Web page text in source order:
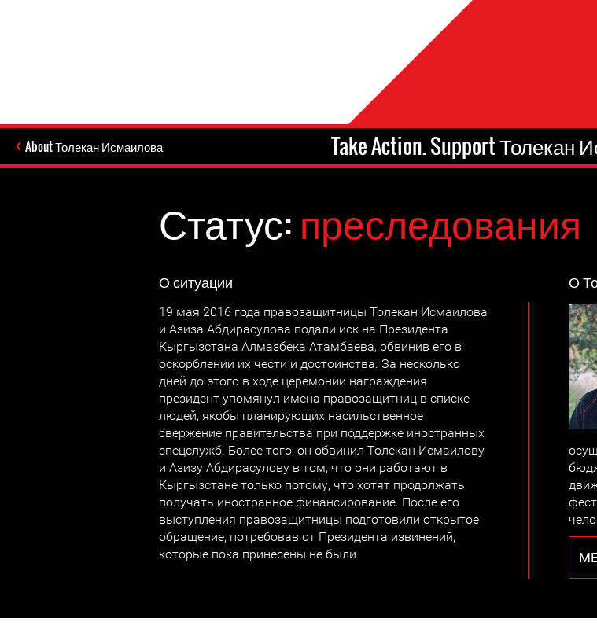
About Толекан Исмаилова Take Action. Support Толекан
Статус:преследования
О ситуации
19 мая 2016 года правозащитницы Толекан Исмаилова
и Азиза Абдирасулова подали иск на Президента
Кыргызстана Алмазбека Атамбаева, обвинив его в
оскорблении их чести и достоинства. За несколько
дней до этого в ходе церемонии награждения
президент упомянул имена правозащитниц в списке
людей, якобы планирующих насильственное
свержение правительства при поддержке иностранных
спецслужб. Более того, он обвинил Толекан Исмаилову
и Азизу Абдирасулову в том, что они работают в
Кыргызстане только потому, что хотят продолжать
получать иностранное финансирование. После его
выступления правозащитницы подготовили открытое
обращение, потребовав от Президента извинений,
которые пока принесены не были.
О